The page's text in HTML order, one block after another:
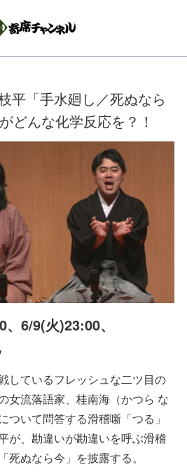
平「手水廻し／死ぬなら
どんな化学反応を？！
6/9(火)23:00、
しているフレッシュな二ツ目の
女流落語家、桂南海（かつら な
ついて問答する滑稽噺「つる」
が、勘違いが勘違いを呼ぶ滑稽
死ぬなら今」を披露する。